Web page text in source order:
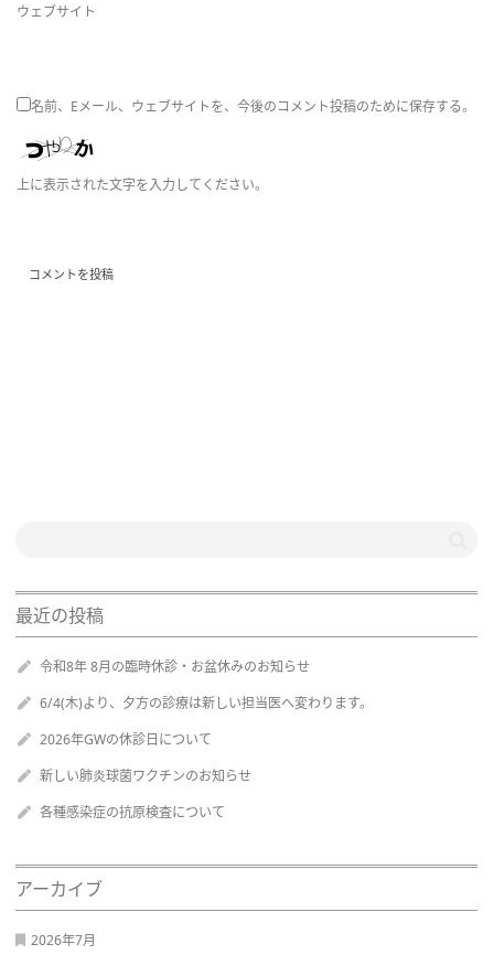
え
ウェブサイト
名前、Eメール、ウェブサイトを、今後のコメント投稿のために保存する。
上に表示された文字を入力してください。
最近の投稿
令和8年 8月の臨時休診・お盆休みのお知らせ
6/4(木)より、夕方の診療は新しい担当医へ変わります。
2026年GWの休診日について
新しい肺炎球菌ワクチンのお知らせ
各種感染症の抗原検査について
アーカイブ
2026年7月